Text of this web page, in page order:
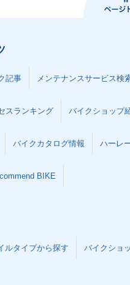
記事 メンテナンスサービス検
スランキング バイクショップ
バイクカタログ情報 ハーレ
BIKE
ルタイプから探す バイクショ